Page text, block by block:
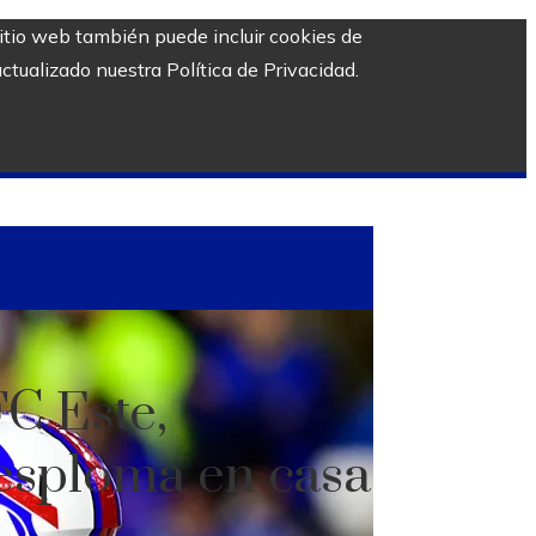
web también puede incluir cookies de
nuestra Política de Privacidad.
Este,
en casa